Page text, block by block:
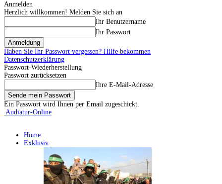
Anmelden
Herzlich willkommen! Melden Sie sich an
Ihr Benutzername
Ihr Passwort
Haben Sie Ihr Passwort vergessen? Hilfe bekommen
Datenschutzerklärung
Passwort-Wiederherstellung
Passwort zurücksetzen
Ihre E-Mail-Adresse
Ein Passwort wird Ihnen per Email zugeschickt.
Audiatur-Online
Home
Exklusiv